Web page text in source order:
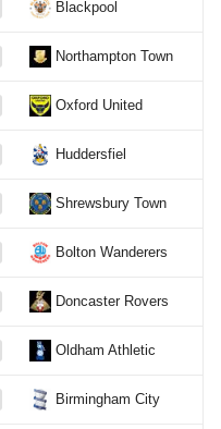
Blackpool
Northampton Town
Oxford United
Huddersfiel
Shrewsbury Town
Bolton Wanderers
Doncaster Rovers
Oldham Athletic
Birmingham City